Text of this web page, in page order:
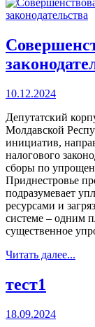
10.12.2024
Депутатский
Молдавской
инициатив,
налогового
сборы по
Приднестровье
подразумевает
ресурсами и
системе – одним
существенное
Читать далее...
тест1
18.09.2024